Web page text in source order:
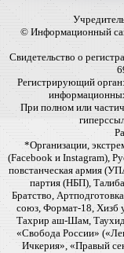
© Информационный
Свидетельство о
Регистрирующий
При полном или
*Организации,
(Facebook и Instagram),
повстанческая армия
партия (НБП),
Братство,
союз, Формат-18, Хизб
Тахрир аш-Шам,
«Свобода России»
Ичкерия», «Правый